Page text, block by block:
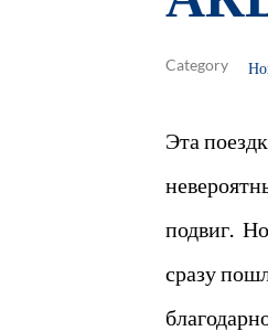
Эта
подвиг.
сразу